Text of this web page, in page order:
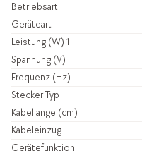
Betriebsart
Geräteart
Leistung (W) 1
Spannung (V)
Frequenz (Hz)
Stecker Typ
Kabellänge (cm)
Kabeleinzug
Gerätefunktion